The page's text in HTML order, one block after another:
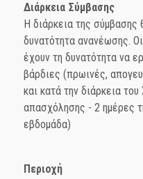
Διάρκεια Σύμβασης
Η διάρκεια της σύμβασης
δυνατότητα ανανέωσης.
έχουν τη δυνατότητα να
βάρδιες (πρωινές,
και κατά την διάρκεια
απασχόλησης - 2 ημέρες
εβδομάδα)
Περιοχή